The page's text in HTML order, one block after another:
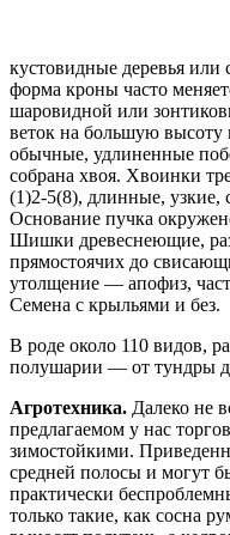
кустовидные деревья или
форма кроны часто
шаровидной или
веток на большую высоту
обычные, удлиненные
собрана хвоя. Хвоинки
(1)2-5(8), длинные, узкие,
Основание пучка
Шишки древеснеющие,
прямостоячих до
утолщение — апофиз,
Семена с крыльями и без.
В роде около 110 видов,
полушарии — от тундры
Агротехника. Далеко не
предлагаемом у нас
зимостойкими.
средней полосы и могут
практически
только такие, как сосна